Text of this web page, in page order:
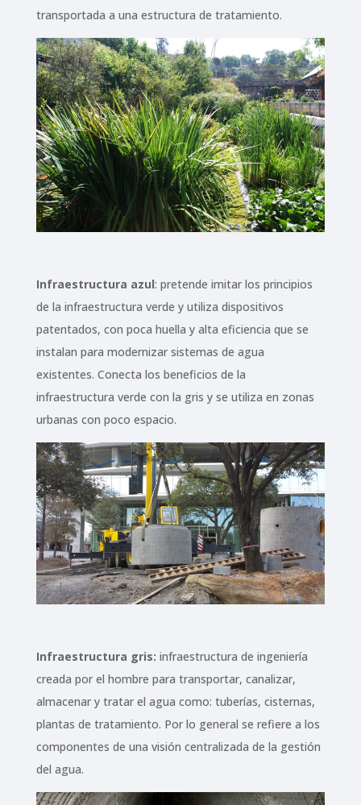
transportada a una estructura de tratamiento.
Infraestructura azul: pretende imitar los principios
de la infraestructura verde y utiliza dispositivos
patentados, con poca huella y alta eficiencia que se
instalan para modernizar sistemas de agua
existentes. Conecta los beneficios de la
infraestructura verde con la gris y se utiliza en zonas
urbanas con poco espacio.
Infraestructura gris: infraestructura de ingeniería
creada por el hombre para transportar, canalizar,
almacenar y tratar el agua como: tuberías, cisternas,
plantas de tratamiento. Por lo general se refiere a los
componentes de una visión centralizada de la gestión
del agua.